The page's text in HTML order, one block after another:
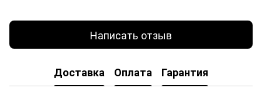
Написать отзыв
Доставка Оплата Гарантия